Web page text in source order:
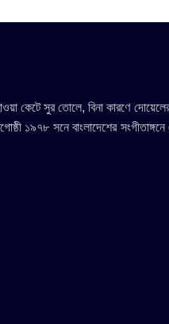
সুর তোলে, বিনা কারণে
১৯৭৮ সনে বাংলাদেশের